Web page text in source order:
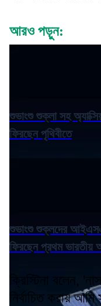
আরও পড়ুন:
শুভাংশু শুক্লা সহ
ফিরছেন পৃথিবীতে
শুভাংশু শুক্লদের
ফিরছেন প্রথম ভারতীয়
ক্রিস্টিনা বলেন,
নির্বাচিত করায়